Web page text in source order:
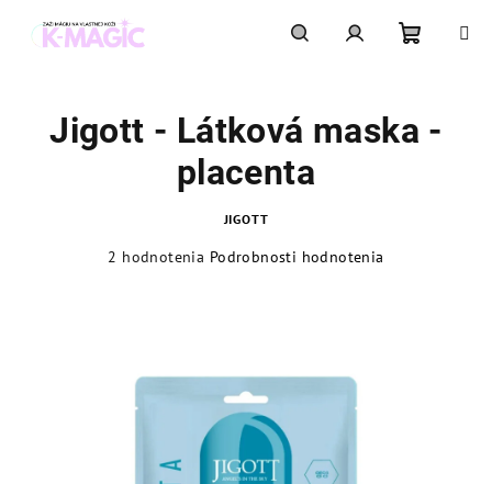
košík
Jigott - Látková maska -
placenta
JIGOTT
2 hodnotenia Podrobnosti hodnotenia